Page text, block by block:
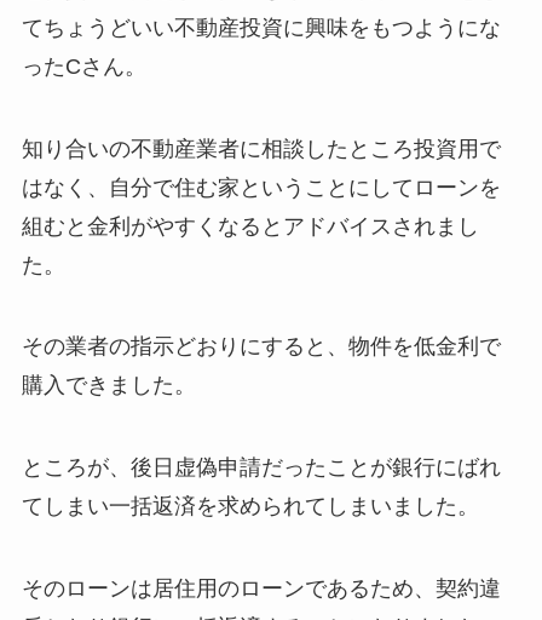
てちょうどいい不動産投資に興味をもつようにな
ったCさん。
知り合いの不動産業者に相談したところ投資用で
はなく、自分で住む家ということにしてローンを
組むと金利がやすくなるとアドバイスされまし
た。
その業者の指示どおりにすると、物件を低金利で
購入できました。
ところが、後日虚偽申請だったことが銀行にばれ
てしまい一括返済を求められてしまいました。
そのローンは居住用のローンであるため、契約違